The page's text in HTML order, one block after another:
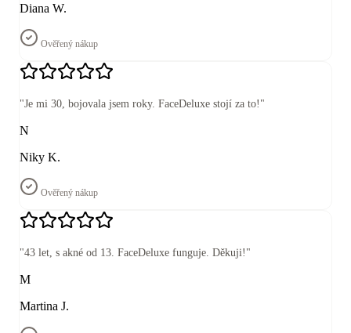
Diana W.
Ověřený nákup
"Je mi 30, bojovala jsem roky. FaceDeluxe stojí za to! "
N
Niky K.
Ověřený nákup
"43 let, s akné od 13. FaceDeluxe funguje. Děkuji! "
M
Martina J.